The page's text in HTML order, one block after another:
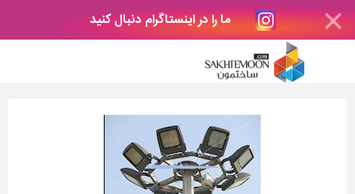
ما را در اینستاگرام دنبال کنید